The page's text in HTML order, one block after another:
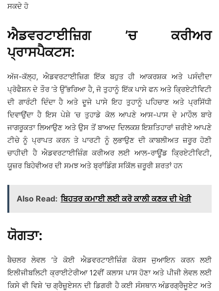
ਸਕਦੇ ਹੋ
ਐਡਵਰਟਾਈਜ਼ਿਗ ’ਚ ਕਰੀਅਰ
ਪ੍ਰਾਸਪੈਕਟਸ:
ਅੱਜ-ਕੱਲ੍ਹ, ਐਡਵਰਟਾਈਜ਼ਿਗ ਇੱਕ ਬਹੁਤ ਹੀ ਆਕਰਸ਼ਕ ਅਤੇ ਪਸੰਦੀਦਾ
ਪ੍ਰੋਫੈਸ਼ਨ ਦੇ ਤੌਰ ’ਤੇ ਉੱਭਰਿਆ ਹੈ, ਜੋ ਤੁਹਾਨੂੰ ਇੱਕ ਪਾਸੇ ਫਨ ਅਤੇ ਕ੍ਰਿਏਟੀਵਿਟੀ
ਦੀ ਗਾਰੰਟੀ ਦਿੰਦਾ ਹੈ ਅਤੇ ਦੂਜੇ ਪਾਸੇ ਇਹ ਤੁਹਾਨੂੰ ਪਹਿਚਾਣ ਅਤੇ ਪ੍ਰਸਿੱਧੀ
ਦਿਵਾਉਂਦਾ ਹੈ ਇਸ ਪੇਸ਼ੇ ’ਚ ਤੁਹਾਡੇ ਕੋਲ ਆਪਣੇ ਆਸ-ਪਾਸ ਦੇ ਮਾਹੌਲ ਬਾਰੇ
ਜਾਗਰੂਕਤਾ ਲਿਆਉਣ ਅਤੇ ਉਸ ਤੋਂ ਬਾਅਦ ਦਿਲਕਸ਼ ਇਸ਼ਤਿਹਾਰਾਂ ਜ਼ਰੀਏ ਆਪਣੇ
ਟੀਚੇ ਨੂੰ ਪ੍ਰਾਪਤ ਕਰਨ ਤੇ ਪਾਰਟੀ ਨੂੰ ਲੁਭਾਉਣ ਦੀ ਕਾਬਲੀਅਤ ਜ਼ਰੂਰ ਹੋਣੀ
ਚਾਹੀਦੀ ਹੈ ਐਡਵਰਟਾਈਜ਼ਿੰਗ ਕਰੀਅਰ ਲਈ ਆਲ-ਰਾਊਂਡ ਕ੍ਰਿਏਟੀਵਿਟੀ,
ਯੂਜ਼ਰ ਬਿਹੇਵੀਅਰ ਦੀ ਸਮਝ ਅਤੇ ਬ੍ਰਾਂਡਿੰਗ ਸਕਿੱਲ ਜ਼ਰੂਰੀ ਸ਼ਰਤਾਂ ਹਨ
Also Read: ਬਿਹਤਰ ਕਮਾਈ ਲਈ ਕਰੋ ਕਾਲੀ ਕਣਕ ਦੀ ਖੇਤੀ
ਯੋਗਤਾ:
ਬੈਚਲਰ ਲੇਵਲ ’ਤੇ ਕੋਈ ਐਡਵਰਟਾਈਜ਼ਿੰਗ ਕੋਰਸ ਜੁਆਇਨ ਕਰਨ ਲਈ
ਇਲੀਜੀਬਲਿਟੀ ਕ੍ਰਾਈਟੇਰੀਆ 12ਵੀਂ ਕਲਾਸ ਪਾਸ ਹੋਣਾ ਅਤੇ ਪੀਜੀ ਲੇਵਲ ਲਈ
ਕਿਸੇ ਵੀ ਵਿਸ਼ੇ ’ਚ ਗ੍ਰੈਜ਼ੂਏਸਨ ਦੀ ਡਿਗਰੀ ਹੈ ਕਈ ਸੰਸਥਾਨ ਅੰਡਰਗ੍ਰੈਜੂਏਟ ਅਤੇ